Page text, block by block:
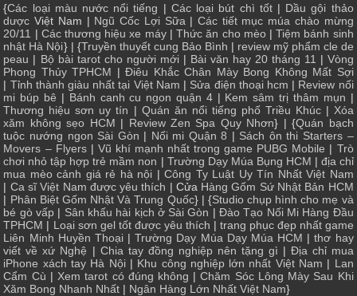
{Các loại màu nước nổi tiếng | Các loại bút chì tốt| Dầu gội thảo
dược Việt Nam | Ngũ Cốc Lợi Sữa | Các tiết mục múa chào mừng
20/11 | Các thương hiệu xe máy|Thức ăn cho mèo|Tiệm bánh sinh
nhật Hà Nội} | {Truyền thuyết cung Bảo Bình | review mỹ phẩm cle de
peau | Bộ bài tarot cho người mới| Bài văn hay 20 tháng 11 | Vòng
Phong Thủy TPHCM |Điêu Khắc Chân Mày Bong Không Mất Sợi
| Tỉnh thành giàu nhất tại Việt Nam | Sửa điện thoại hcm | Review nối
mi búp bê | Bánh canh cu ngon quận 4| Kem sâm trị thâm mụn |
Thương hiệu sơn uy tín | Quán ăn nổi tiếng phố Triều Khúc| Xóa
xăm không sẹo HCM | Review Zen Spa Quy Nhơn} | {Quán bạch
tuộc nướng ngon Sài Gòn | Nối mi Quận 8 | Sách ôn thi Starters –
Movers – Flyers| Vũ khí mạnh nhất trong game PUBG Mobile | Trò
chơi nhỏ tập hợp trẻ mầm non | Trường Dạy Múa Bụng HCM | địa chỉ
mua mèo cảnh giá rẻ hà nội |Công Ty Luật Uy Tín Nhất Việt Nam
| Ca sĩ Việt Nam được yêu thích | Cửa Hàng Gốm Sứ Nhật Bản HCM
| Phân Biệt Gốm Nhật Và Trung Quốc} | {Studio chụp hình cho mẹ và
bé gò vấp | Sân khấu hài kịch ở Sài Gòn |Đào Tạo Nối Mi Hàng Đầu
TPHCM | Loại sơn gel tốt được yêu thích | trang phục đẹp nhất game
Liên Minh Huyền Thoại|Trường Dạy Múa Dạy Múa HCM |thơ hay
viết về xứ Nghệ | Chia tay đồng nghiệp nên tặng gì | Địa chỉ mua
iPhone xách tay Hà Nội| Khu công nghiệp lớn nhất Việt Nam | Lan
Cẩm Cù | Xem tarot có đúng không |Chăm Sóc Lông Mày Sau Khi
Xăm Bong Nhanh Nhất | Ngân Hàng Lớn Nhất Việt Nam}